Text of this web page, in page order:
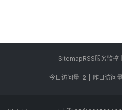
SitemapRSS服务监控
今日访问量 2 昨日访问